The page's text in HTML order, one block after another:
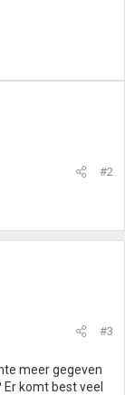
#2
#3
meer gegeven
komt best veel